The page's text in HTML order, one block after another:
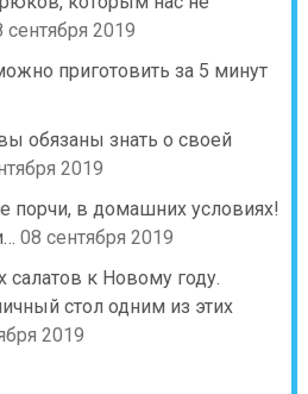
сентября 2019
приготовить за 5 минут
обязаны знать о своей
2019
порчи, в домашних условиях!
08 сентября 2019
салатов к Новому году.
стол одним из этих
2019